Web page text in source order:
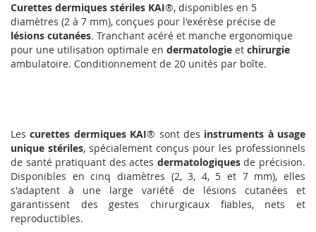
Curettes dermiques stériles KAI®, disponibles en 5
diamètres (2 à 7 mm), conçues pour l'exérèse précise de
lésions cutanées. Tranchant acéré et manche ergonomique
pour une utilisation optimale en dermatologie et chirurgie
ambulatoire. Conditionnement de 20 unités par boîte.
Lescurettes dermiques KAI® sont des instruments à usage
unique stériles, spécialement conçus pour les professionnels
de santé pratiquant des actes dermatologiquesde précision.
Disponibles en cinq diamètres (2, 3, 4, 5 et 7 mm), elles
s'adaptent à une large variété de lésions cutanées et
garantissent des gestes chirurgicaux fiables, nets et
reproductibles.